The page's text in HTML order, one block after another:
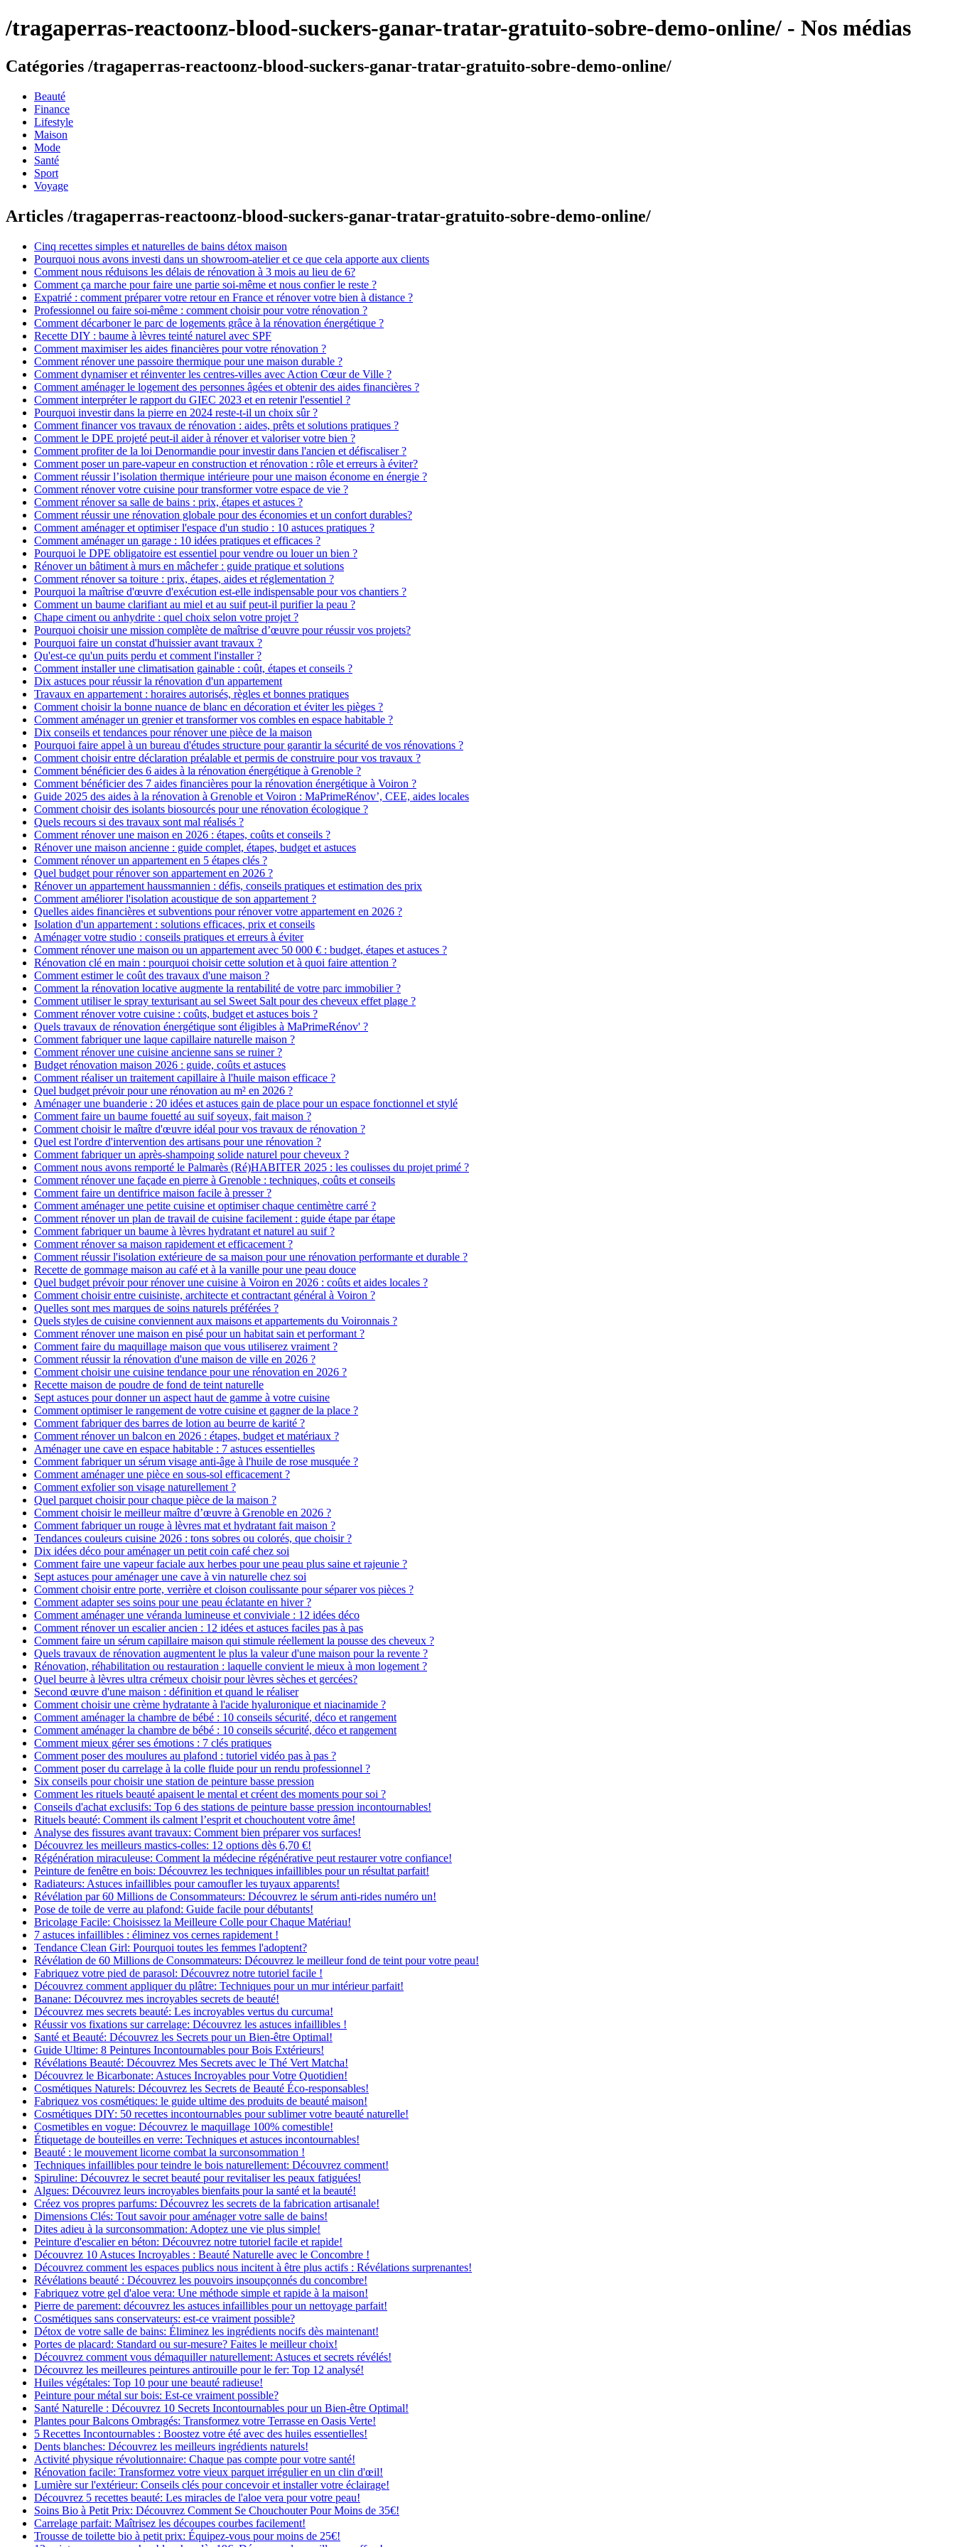
/tragaperras-reactoonz-blood-suckers-ganar-tratar-gratuito-sobre-demo-online/ - Nos médias
Catégories /tragaperras-reactoonz-blood-suckers-ganar-tratar-gratuito-sobre-demo-online/
Beauté
Finance
Lifestyle
Maison
Mode
Santé
Sport
Voyage
Articles /tragaperras-reactoonz-blood-suckers-ganar-tratar-gratuito-sobre-demo-online/
Cinq recettes simples et naturelles de bains détox maison
Pourquoi nous avons investi dans un showroom-atelier et ce que cela apporte aux clients
Comment nous réduisons les délais de rénovation à 3 mois au lieu de 6?
Comment ça marche pour faire une partie soi-même et nous confier le reste ?
Expatrié : comment préparer votre retour en France et rénover votre bien à distance ?
Professionnel ou faire soi-même : comment choisir pour votre rénovation ?
Comment décarboner le parc de logements grâce à la rénovation énergétique ?
Recette DIY : baume à lèvres teinté naturel avec SPF
Comment maximiser les aides financières pour votre rénovation ?
Comment rénover une passoire thermique pour une maison durable ?
Comment dynamiser et réinventer les centres-villes avec Action Cœur de Ville ?
Comment aménager le logement des personnes âgées et obtenir des aides financières ?
Comment interpréter le rapport du GIEC 2023 et en retenir l'essentiel ?
Pourquoi investir dans la pierre en 2024 reste-t-il un choix sûr ?
Comment financer vos travaux de rénovation : aides, prêts et solutions pratiques ?
Comment le DPE projeté peut-il aider à rénover et valoriser votre bien ?
Comment profiter de la loi Denormandie pour investir dans l'ancien et défiscaliser ?
Comment poser un pare-vapeur en construction et rénovation : rôle et erreurs à éviter?
Comment réussir l’isolation thermique intérieure pour une maison économe en énergie ?
Comment rénover votre cuisine pour transformer votre espace de vie ?
Comment rénover sa salle de bains : prix, étapes et astuces ?
Comment réussir une rénovation globale pour des économies et un confort durables?
Comment aménager et optimiser l'espace d'un studio : 10 astuces pratiques ?
Comment aménager un garage : 10 idées pratiques et efficaces ?
Pourquoi le DPE obligatoire est essentiel pour vendre ou louer un bien ?
Rénover un bâtiment à murs en mâchefer : guide pratique et solutions
Comment rénover sa toiture : prix, étapes, aides et réglementation ?
Pourquoi la maîtrise d'œuvre d'exécution est-elle indispensable pour vos chantiers ?
Comment un baume clarifiant au miel et au suif peut-il purifier la peau ?
Chape ciment ou anhydrite : quel choix selon votre projet ?
Pourquoi choisir une mission complète de maîtrise d’œuvre pour réussir vos projets?
Pourquoi faire un constat d'huissier avant travaux ?
Qu'est-ce qu'un puits perdu et comment l'installer ?
Comment installer une climatisation gainable : coût, étapes et conseils ?
Dix astuces pour réussir la rénovation d'un appartement
Travaux en appartement : horaires autorisés, règles et bonnes pratiques
Comment choisir la bonne nuance de blanc en décoration et éviter les pièges ?
Comment aménager un grenier et transformer vos combles en espace habitable ?
Dix conseils et tendances pour rénover une pièce de la maison
Pourquoi faire appel à un bureau d'études structure pour garantir la sécurité de vos rénovations ?
Comment choisir entre déclaration préalable et permis de construire pour vos travaux ?
Comment bénéficier des 6 aides à la rénovation énergétique à Grenoble ?
Comment bénéficier des 7 aides financières pour la rénovation énergétique à Voiron ?
Guide 2025 des aides à la rénovation à Grenoble et Voiron : MaPrimeRénov’, CEE, aides locales
Comment choisir des isolants biosourcés pour une rénovation écologique ?
Quels recours si des travaux sont mal réalisés ?
Comment rénover une maison en 2026 : étapes, coûts et conseils ?
Rénover une maison ancienne : guide complet, étapes, budget et astuces
Comment rénover un appartement en 5 étapes clés ?
Quel budget pour rénover son appartement en 2026 ?
Rénover un appartement haussmannien : défis, conseils pratiques et estimation des prix
Comment améliorer l'isolation acoustique de son appartement ?
Quelles aides financières et subventions pour rénover votre appartement en 2026 ?
Isolation d'un appartement : solutions efficaces, prix et conseils
Aménager votre studio : conseils pratiques et erreurs à éviter
Comment rénover une maison ou un appartement avec 50 000 € : budget, étapes et astuces ?
Rénovation clé en main : pourquoi choisir cette solution et à quoi faire attention ?
Comment estimer le coût des travaux d'une maison ?
Comment la rénovation locative augmente la rentabilité de votre parc immobilier ?
Comment utiliser le spray texturisant au sel Sweet Salt pour des cheveux effet plage ?
Comment rénover votre cuisine : coûts, budget et astuces bois ?
Quels travaux de rénovation énergétique sont éligibles à MaPrimeRénov' ?
Comment fabriquer une laque capillaire naturelle maison ?
Comment rénover une cuisine ancienne sans se ruiner ?
Budget rénovation maison 2026 : guide, coûts et astuces
Comment réaliser un traitement capillaire à l'huile maison efficace ?
Quel budget prévoir pour une rénovation au m² en 2026 ?
Aménager une buanderie : 20 idées et astuces gain de place pour un espace fonctionnel et stylé
Comment faire un baume fouetté au suif soyeux, fait maison ?
Comment choisir le maître d'œuvre idéal pour vos travaux de rénovation ?
Quel est l'ordre d'intervention des artisans pour une rénovation ?
Comment fabriquer un après-shampoing solide naturel pour cheveux ?
Comment nous avons remporté le Palmarès (Ré)HABITER 2025 : les coulisses du projet primé ?
Comment rénover une façade en pierre à Grenoble : techniques, coûts et conseils
Comment faire un dentifrice maison facile à presser ?
Comment aménager une petite cuisine et optimiser chaque centimètre carré ?
Comment rénover un plan de travail de cuisine facilement : guide étape par étape
Comment fabriquer un baume à lèvres hydratant et naturel au suif ?
Comment rénover sa maison rapidement et efficacement ?
Comment réussir l'isolation extérieure de sa maison pour une rénovation performante et durable ?
Recette de gommage maison au café et à la vanille pour une peau douce
Quel budget prévoir pour rénover une cuisine à Voiron en 2026 : coûts et aides locales ?
Comment choisir entre cuisiniste, architecte et contractant général à Voiron ?
Quelles sont mes marques de soins naturels préférées ?
Quels styles de cuisine conviennent aux maisons et appartements du Voironnais ?
Comment rénover une maison en pisé pour un habitat sain et performant ?
Comment faire du maquillage maison que vous utiliserez vraiment ?
Comment réussir la rénovation d'une maison de ville en 2026 ?
Comment choisir une cuisine tendance pour une rénovation en 2026 ?
Recette maison de poudre de fond de teint naturelle
Sept astuces pour donner un aspect haut de gamme à votre cuisine
Comment optimiser le rangement de votre cuisine et gagner de la place ?
Comment fabriquer des barres de lotion au beurre de karité ?
Comment rénover un balcon en 2026 : étapes, budget et matériaux ?
Aménager une cave en espace habitable : 7 astuces essentielles
Comment fabriquer un sérum visage anti-âge à l'huile de rose musquée ?
Comment aménager une pièce en sous-sol efficacement ?
Comment exfolier son visage naturellement ?
Quel parquet choisir pour chaque pièce de la maison ?
Comment choisir le meilleur maître d’œuvre à Grenoble en 2026 ?
Comment fabriquer un rouge à lèvres mat et hydratant fait maison ?
Tendances couleurs cuisine 2026 : tons sobres ou colorés, que choisir ?
Dix idées déco pour aménager un petit coin café chez soi
Comment faire une vapeur faciale aux herbes pour une peau plus saine et rajeunie ?
Sept astuces pour aménager une cave à vin naturelle chez soi
Comment choisir entre porte, verrière et cloison coulissante pour séparer vos pièces ?
Comment adapter ses soins pour une peau éclatante en hiver ?
Comment aménager une véranda lumineuse et conviviale : 12 idées déco
Comment rénover un escalier ancien : 12 idées et astuces faciles pas à pas
Comment faire un sérum capillaire maison qui stimule réellement la pousse des cheveux ?
Quels travaux de rénovation augmentent le plus la valeur d'une maison pour la revente ?
Rénovation, réhabilitation ou restauration : laquelle convient le mieux à mon logement ?
Quel beurre à lèvres ultra crémeux choisir pour lèvres sèches et gercées?
Second œuvre d'une maison : définition et quand le réaliser
Comment choisir une crème hydratante à l'acide hyaluronique et niacinamide ?
Comment aménager la chambre de bébé : 10 conseils sécurité, déco et rangement
Comment aménager la chambre de bébé : 10 conseils sécurité, déco et rangement
Comment mieux gérer ses émotions : 7 clés pratiques
Comment poser des moulures au plafond : tutoriel vidéo pas à pas ?
Comment poser du carrelage à la colle fluide pour un rendu professionnel ?
Six conseils pour choisir une station de peinture basse pression
Comment les rituels beauté apaisent le mental et créent des moments pour soi ?
Conseils d'achat exclusifs: Top 6 des stations de peinture basse pression incontournables!
Rituels beauté: Comment ils calment l’esprit et chouchoutent votre âme!
Analyse des fissures avant travaux: Comment bien préparer vos surfaces!
Découvrez les meilleurs mastics-colles: 12 options dès 6,70 €!
Régénération miraculeuse: Comment la médecine régénérative peut restaurer votre confiance!
Peinture de fenêtre en bois: Découvrez les techniques infaillibles pour un résultat parfait!
Radiateurs: Astuces infaillibles pour camoufler les tuyaux apparents!
Révélation par 60 Millions de Consommateurs: Découvrez le sérum anti-rides numéro un!
Pose de toile de verre au plafond: Guide facile pour débutants!
Bricolage Facile: Choisissez la Meilleure Colle pour Chaque Matériau!
7 astuces infaillibles : éliminez vos cernes rapidement !
Tendance Clean Girl: Pourquoi toutes les femmes l'adoptent?
Révélation de 60 Millions de Consommateurs: Découvrez le meilleur fond de teint pour votre peau!
Fabriquez votre pied de parasol: Découvrez notre tutoriel facile !
Découvrez comment appliquer du plâtre: Techniques pour un mur intérieur parfait!
Banane: Découvrez mes incroyables secrets de beauté!
Découvrez mes secrets beauté: Les incroyables vertus du curcuma!
Réussir vos fixations sur carrelage: Découvrez les astuces infaillibles !
Santé et Beauté: Découvrez les Secrets pour un Bien-être Optimal!
Guide Ultime: 8 Peintures Incontournables pour Bois Extérieurs!
Révélations Beauté: Découvrez Mes Secrets avec le Thé Vert Matcha!
Découvrez le Bicarbonate: Astuces Incroyables pour Votre Quotidien!
Cosmétiques Naturels: Découvrez les Secrets de Beauté Éco-responsables!
Fabriquez vos cosmétiques: le guide ultime des produits de beauté maison!
Cosmétiques DIY: 50 recettes incontournables pour sublimer votre beauté naturelle!
Cosmetibles en vogue: Découvrez le maquillage 100% comestible!
Étiquetage de bouteilles en verre: Techniques et astuces incontournables!
Beauté : le mouvement licorne combat la surconsommation !
Techniques infaillibles pour teindre le bois naturellement: Découvrez comment!
Spiruline: Découvrez le secret beauté pour revitaliser les peaux fatiguées!
Algues: Découvrez leurs incroyables bienfaits pour la santé et la beauté!
Créez vos propres parfums: Découvrez les secrets de la fabrication artisanale!
Dimensions Clés: Tout savoir pour aménager votre salle de bains!
Dites adieu à la surconsommation: Adoptez une vie plus simple!
Peinture d'escalier en béton: Découvrez notre tutoriel facile et rapide!
Découvrez 10 Astuces Incroyables : Beauté Naturelle avec le Concombre !
Découvrez comment les espaces publics nous incitent à être plus actifs : Révélations surprenantes!
Révélations beauté : Découvrez les pouvoirs insoupçonnés du concombre!
Fabriquez votre gel d'aloe vera: Une méthode simple et rapide à la maison!
Pierre de parement: découvrez les astuces infaillibles pour un nettoyage parfait!
Cosmétiques sans conservateurs: est-ce vraiment possible?
Détox de votre salle de bains: Éliminez les ingrédients nocifs dès maintenant!
Portes de placard: Standard ou sur-mesure? Faites le meilleur choix!
Découvrez comment vous démaquiller naturellement: Astuces et secrets révélés!
Découvrez les meilleures peintures antirouille pour le fer: Top 12 analysé!
Huiles végétales: Top 10 pour une beauté radieuse!
Peinture pour métal sur bois: Est-ce vraiment possible?
Santé Naturelle : Découvrez 10 Secrets Incontournables pour un Bien-être Optimal!
Plantes pour Balcons Ombragés: Transformez votre Terrasse en Oasis Verte!
5 Recettes Incontournables : Boostez votre été avec des huiles essentielles!
Dents blanches: Découvrez les meilleurs ingrédients naturels!
Activité physique révolutionnaire: Chaque pas compte pour votre santé!
Rénovation facile: Transformez votre vieux parquet irrégulier en un clin d'œil!
Lumière sur l'extérieur: Conseils clés pour concevoir et installer votre éclairage!
Découvrez 5 recettes beauté: Les miracles de l'aloe vera pour votre peau!
Soins Bio à Petit Prix: Découvrez Comment Se Chouchouter Pour Moins de 35€!
Carrelage parfait: Maîtrisez les découpes courbes facilement!
Trousse de toilette bio à petit prix: Équipez-vous pour moins de 25€!